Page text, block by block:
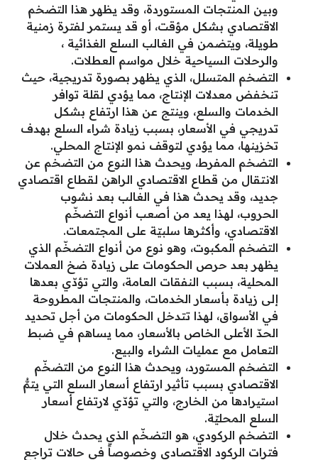
وبين المنتجات المستوردة، وقد يظهر هذا التضخم
الاقتصادي بشكل مؤقت، أو قد يستمر لفترة زمنية
طويلة، ويتضمن في الغالب السلع الغذائية ،
والرحلات السياحية خلال مواسم العطلات.
التضخم المتسلل، الذي يظهر بصورة تدريجية، حيث
تنخفض معدلات الإنتاج، مما يؤدي لقلة توافر
الخدمات والسلع، وينتج عن هذا ارتفاع بشكل
تدريجي في الأسعار، بسبب زيادة شراء السلع بهدف
تخزينها، مما يؤدي لتوقف نمو الإنتاج المحلي.
التضخم المفرط، ويحدث هذا النوع من التضخم عن
الانتقال من قطاع الاقتصادي الراهن لقطاع اقتصادي
جديد، وقد يحدث هذا في الغالب بعد نشوب
الحروب، لهذا يعد من أصعب أنواع التضخّم
الاقتصادي، وأكثرها سلبيّة على المجتمعات.
التضخم المكبوت، وهو نوع من أنواع التضخّم الذي
يظهر بعد حرص الحكومات على زيادة ضخ العملات
المحلية، بسبب النفقات العامة، والتي تؤدّي بعدها
إلى زيادة بأسعار الخدمات، والمنتجات المطروحة
في الأسواق، لهذا تتدخل الحكومات من أجل تحديد
الحدّ الأعلى الخاص بالأسعار، مما يساهم في ضبط
التعامل مع عمليات الشراء والبيع.
التضخم المستورد، ويحدث هذا النوع من التضخّم
الاقتصادي بسبب تأثير ارتفاع أسعار السلع التي يتمُّ
استيرادها من الخارج، والتي تؤدّي لارتفاع أسعار
السلع المحليّة.
التضخم الركودي، هو التضخّم الذي يحدث خلال
فترات الركود الاقتصادي وخصوصاً في حالات تراجع